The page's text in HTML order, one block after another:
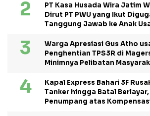
PT Kasa Husada Wira Jatim
Dirut PT PWU yang Ikut
Tanggung Jawab ke Anak
Warga Apresiasi Gus Atho
Penghentian TPS3R di
Minimnya Pelibatan
Kapal Express Bahari 3F
Tanker hingga Batal
Penumpang atas